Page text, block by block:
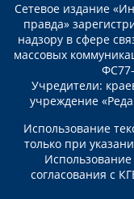
Сетевое издание
правда»
надзору в сфере
массовых
Учредители:
учреждение
Использование
только при
согласования с